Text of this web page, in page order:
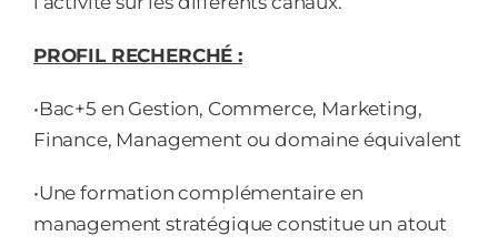
PROFIL RECHERCHÉ :
•Bac+5 en Gestion, Commerce, Marketing,
Finance, Management ou domaine équivalent
•Une formation complémentaire en
management stratégique constitue un atout